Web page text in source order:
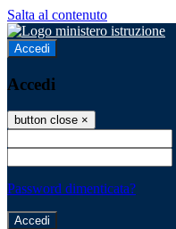
Salta al contenuto
Accedi
Accedi
button close ×
Password dimenticata?